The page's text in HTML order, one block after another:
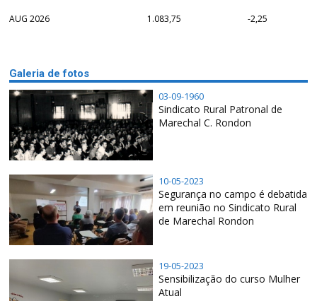
AUG 2026 1.083,75 -2,25
Galeria de fotos
03-09-1960
Sindicato Rural Patronal de
Marechal C. Rondon
10-05-2023
Segurança no campo é debatida
em reunião no Sindicato Rural
de Marechal Rondon
19-05-2023
Sensibilização do curso Mulher
Atual